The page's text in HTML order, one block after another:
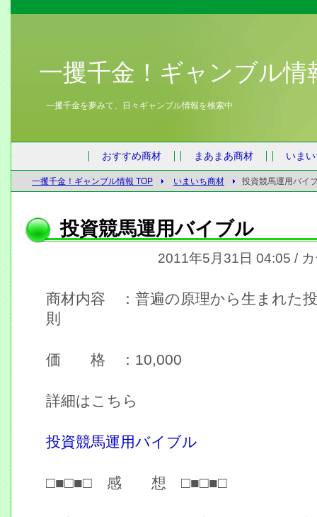
一攫千金！ギャンブル情
一攫千金を夢みて、日々ギャンブル情報を検索中
おすすめ商材 まあまあ商材 いま
一攫千金！ギャンブル情報 TOP いまいち商材 投資競馬運用バイ
投資競馬運用バイブル
2011年5月31日 04:05 /
商材内容 ：普遍の原理から生まれた
則
価 格 ：10,000
詳細はこちら
投資競馬運用バイブル
□■□■□ 感 想 □■□■□